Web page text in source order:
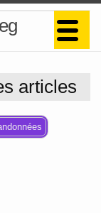
articles